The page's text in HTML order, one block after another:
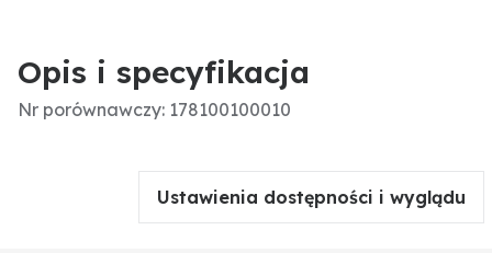
Opis i specyfikacja
Nr porównawczy: 178100100010
Ustawienia dostępności i wyglądu